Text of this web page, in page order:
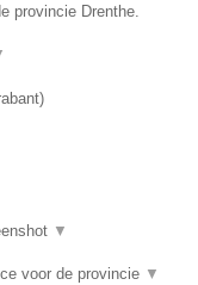
provincie Drenthe.
)
▼
voor de provincie ▼